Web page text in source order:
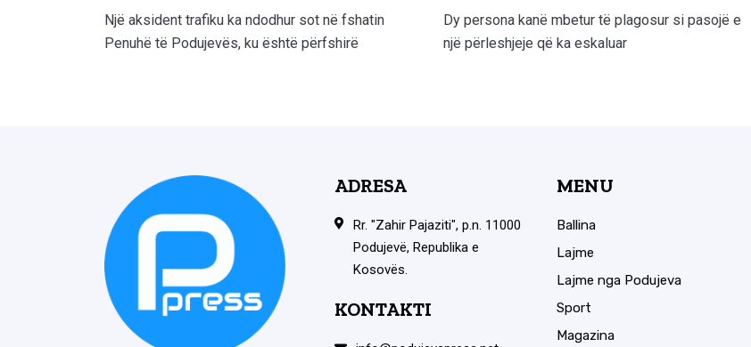
Një aksident trafiku ka ndodhur sot në fshatin
Penuhë të Podujevës, ku është përfshirë
Dy persona kanë mbetur të plagosur si pasojë e
një përleshjeje që ka eskaluar
ADRESA
Rr. "Zahir Pajaziti", p.n. 11000
Podujevë, Republika e
Kosovës.
KONTAKTI
MENU
Ballina
Lajme
Lajme nga Podujeva
Sport
Magazina